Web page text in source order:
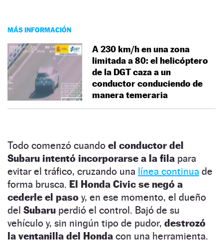
MÁS INFORMACIÓN
A 230 km/h en una zona
limitada a 80: el helicóptero
de la DGT caza a un
conductor conduciendo de
manera temeraria
Todo comenzó cuando el conductor del
Subaru intentó incorporarse a la fila para
evitar el tráfico, cruzando una línea continua de
forma brusca. El Honda Civic se negó a
cederle el paso y, en ese momento, el dueño
del Subaru perdió el control. Bajó de su
vehículo y, sin ningún tipo de pudor, destrozó
la ventanilla del Honda con una herramienta.